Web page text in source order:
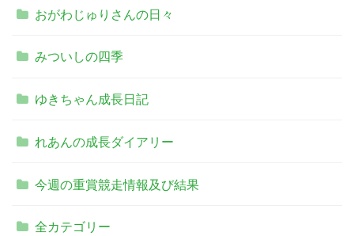
おがわじゅりさんの日々
みついしの四季
ゆきちゃん成長日記
れあんの成長ダイアリー
今週の重賞競走情報及び結果
全カテゴリー